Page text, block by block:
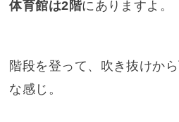
体育館は2階にありますよ。
階段を登って、吹き抜けか
な感じ。